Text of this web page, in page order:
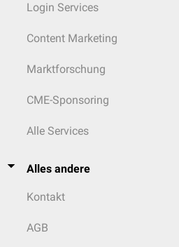
Login Services
Content Marketing
Marktforschung
CME-Sponsoring
Alle Services
Alles andere
Kontakt
AGB